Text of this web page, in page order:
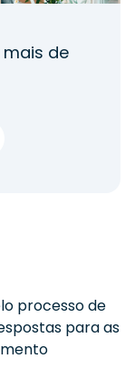
de
processo de
para as